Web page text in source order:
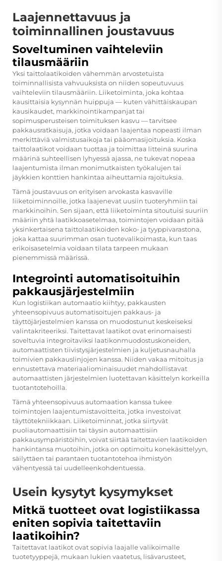
Laajennettavuus ja
toiminnallinen joustavuus
Soveltuminen vaihteleviin
tilausmääriin
Yksi taittolaatikoiden vähemmän arvostetuista
toiminnallisista vahvuuksista on niiden sopeutuvuus
vaihteleviin tilausmääriin. Liiketoiminta, joka kohtaa
kausittaisia kysynnän huippuja — kuten vähittäiskaupan
kausikaudet, markkinointikampanjat tai
sopimusperusteisen toimituksen kasvu — tarvitsee
pakkausratkaisuja, jotka voidaan laajentaa nopeasti ilman
merkittäviä valmistusaikoja tai pääomasijoituksia. Koska
taittolaatikot voidaan tuottaa ja toimittaa litteinä suurina
määrinä suhteellisen lyhyessä ajassa, ne tukevat nopeaa
laajentumista ilman monimutkaisten työkalujen tai
jäykkien konttien hankintaa aiheuttamia rajoituksia.
Tämä joustavuus on erityisen arvokasta kasvaville
liiketoiminnoille, jotka laajenevat uusiin tuoteryhmiin tai
markkinoihin. Sen sijaan, että liiketoiminta sitoutuisi suuriin
määriin yhtä laatikkoasetelmaa, toimintojen voidaan pitää
yksinkertaisena taittolaatikoiden koko- ja tyyppivarastona,
joka kattaa suurimman osan tuotevalikoimasta, kun taas
erikoisasetelmia voidaan tilata tarpeen mukaan
pienemmissä määrissä.
Integrointi automatisoituihin
pakkausjärjestelmiin
Kun logistiikan automaatio kiihtyy, pakkausten
yhteensopivuus automatisoitujen pakkaus- ja
täyttöjärjestelmien kanssa on muodostunut keskeiseksi
valintakriteeriksi. Taitettavat laatikot ovat erinomaisesti
soveltuvia integroitaviksi laatikonmuodostuskoneiden,
automaattisten tiivistysjärjestelmien ja kuljetusnauhalla
toimivien pakkauslinjojen kanssa. Niiden vakaa mitoitus ja
ennustettava materiaaliominaisuudet mahdollistavat
automaattisten järjestelmien luotettavan käsittelyn korkeilla
tuotantotehoilla.
Tämä yhteensopivuus automaation kanssa tukee
toimintojen laajentumistavoitteita, jotka investoivat
täyttötekniikkaan. Liiketoiminnat, jotka siirtyvät
puoliautomaattisiin tai täysin automaattisiin
pakkausympäristöihin, voivat siirtää taitettavien laatikoiden
hankintansa muotoihin, jotka on optimoitu konekäsittelyyn,
säilyttäen tai parantaen tuotantotehoa ihmistyön
vähentyessä tai uudelleenkohdentuessa.
Usein kysytyt kysymykset
Mitkä tuotteet ovat logistiikassa
eniten sopivia taitettaviin
laatikoihin?
Taitettavat laatikot ovat sopivia laajalle valikoimalle
tuotetyyppejä, mukaan lukien vaatetus, lisävarusteet,